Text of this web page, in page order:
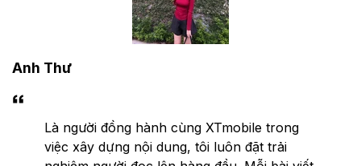
Anh Thư
Là người đồng hành cùng XTmobile trong
việc xây dựng nội dung, tôi luôn đặt trải